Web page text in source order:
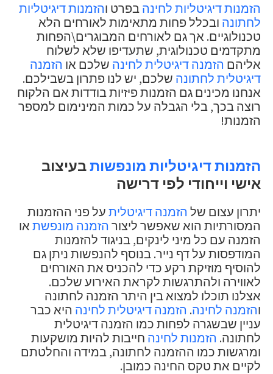
הזמנות דיגיטליות לחינה בפרט והזמנות דיגיטליות
לחתונה ובכלל פחות מתאימות לאורחים הלא
טכנולוגיים. אך גם לאורחים המבוגרים\הפחות
מתקדמים טכנולוגית, שתעדיפו שלא לשלוח
אליהם הזמנה דיגיטלית לחינה שלכם או הזמנה
דיגיטלית לחתונה שלכם, יש לנו פתרון בשבילכם.
אנחנו מכינים גם הזמנות פיזיות בודדות אם הלקוח
רוצה בכך, בלי הגבלה על כמות המינימום למספר
הזמנות!
הזמנות דיגיטליות מונפשותבעיצוב
אישי וייחודי לפי דרישה
יתרון עצום של הזמנה דיגיטלית על פני ההזמנות
המסורתיות הוא שאפשר ליצור הזמנה מונפשת או
הזמנה עם כל מיני לינקים, בניגוד להזמנות
המודפסות על דף נייר. בנוסף להנפשות ניתן גם
להוסיף מוזיקת רקע כדי להכניס את האורחים
לאווירה ולהתרגשות לקראת האירוע שלכם.
אצלנו תוכלו למצוא בין היתר הזמנה לחתונה
והזמנה לחינה. הזמנה דיגיטלית לחינה היא כבר
עניין שבשגרה לפחות כמו הזמנה דיגיטלית
לחתונה. הזמנות לחינה חייבות להיות מושקעות
ומרגשות כמו ההזמנה לחתונה, במידה והחלטתם
לקיים את טקס החינה כמובן.